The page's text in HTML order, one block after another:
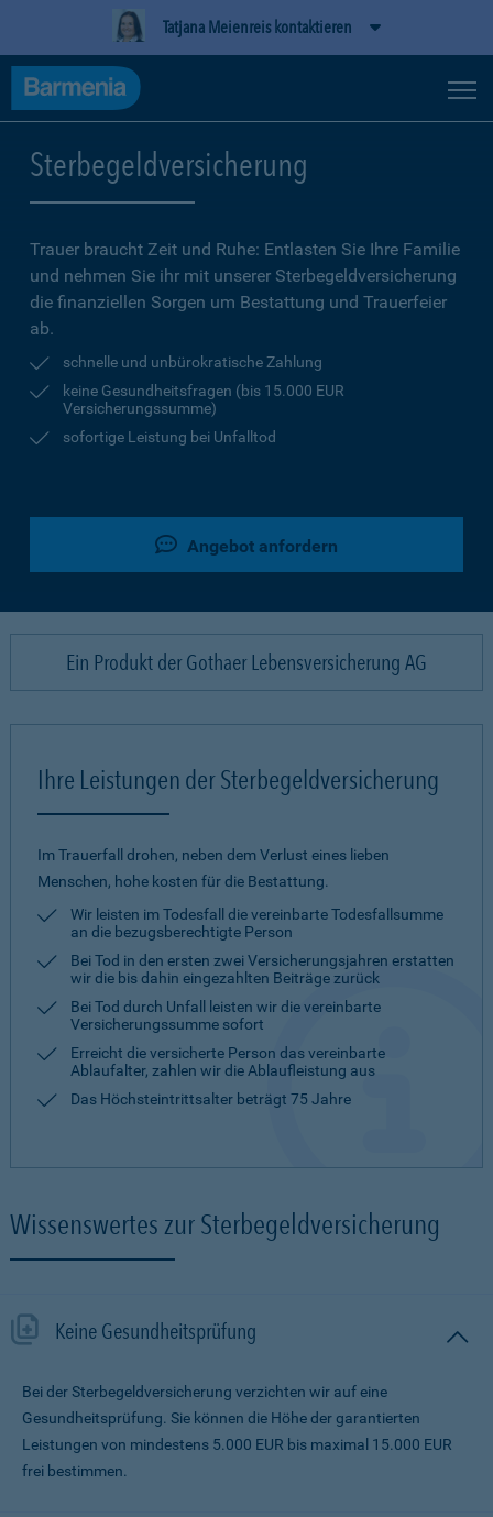
Tatjana Meienreis kontaktieren
Sterbegeldversicherung
Trauer braucht Zeit und Ruhe: Entlasten Sie Ihre Familie
und nehmen Sie ihr mit unserer Sterbegeldversicherung
die finanziellen Sorgen um Bestattung und Trauerfeier
ab.
schnelle und unbürokratische Zahlung
keine Gesundheitsfragen (bis 15.000 EUR
Versicherungssumme)
sofortige Leistung bei Unfalltod
Angebot anfordern
Ein Produkt der Gothaer Lebensversicherung AG
Ihre Leistungen der Sterbegeldversicherung
Im Trauerfall drohen, neben dem Verlust eines lieben
Menschen, hohe kosten für die Bestattung.
Wir leisten im Todesfall die vereinbarte Todesfallsumme
an die bezugsberechtigte Person
Bei Tod in den ersten zwei Versicherungsjahren erstatten
wir die bis dahin eingezahlten Beiträge zurück
Bei Tod durch Unfall leisten wir die vereinbarte
Versicherungssumme sofort
Erreicht die versicherte Person das vereinbarte
Ablaufalter, zahlen wir die Ablaufleistung aus
Das Höchsteintrittsalter beträgt 75 Jahre
Wissenswertes zur Sterbegeldversicherung
Keine Gesundheitsprüfung
Bei der Sterbegeldversicherung verzichten wir auf eine
Gesundheitsprüfung. Sie können die Höhe der garantierten
Leistungen von mindestens 5.000 EUR bis maximal 15.000 EUR
frei bestimmen.